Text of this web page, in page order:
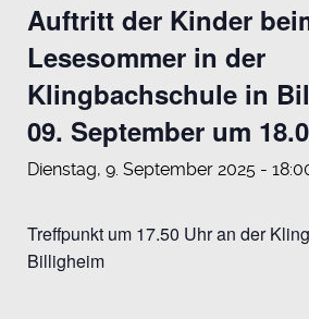
Auftritt der Kinder
Lesesommer in der
Klingbachschule in
09. September um
Dienstag, 9. September 2025 -
Treffpunkt um 17.50 Uhr an der
Billigheim